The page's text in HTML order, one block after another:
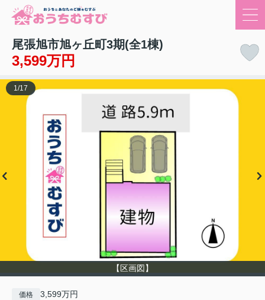
尾張旭市旭ヶ丘町3期(全1棟)
3,599万円
【区画図】
1/17
価格 3,599万円